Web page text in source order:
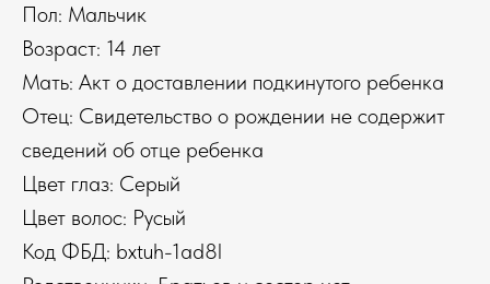
Пол: Мальчик
Возраст: 14 лет
Мать: Акт о доставлении подкинутого ребенка
Отец: Свидетельство о рождении не содержит
сведений об отце ребенка
Цвет глаз: Серый
Цвет волос: Русый
Код ФБД: bxtuh-1ad8l